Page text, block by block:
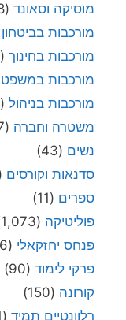
מוסיקה וסאונד (8)
מורכבות
מורכבות בחינוך (420)
מורכבות
מורכבות בניהול (1,258)
משטרה וחברה (57)
נשים (43)
סדנאות וקורסים
ספרים (11)
פוליטיקה (1,073)
פנחס יחזקאלי (1,986)
פרקי לימוד (90)
קורונה (150)
רלוונטיים תמיד (4,091)